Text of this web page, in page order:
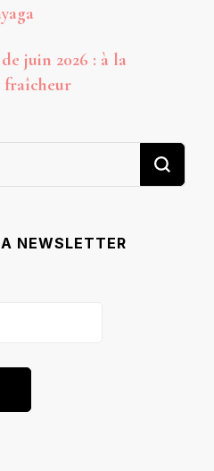
juin 2026 : à la
fraîcheur
NEWSLETTER